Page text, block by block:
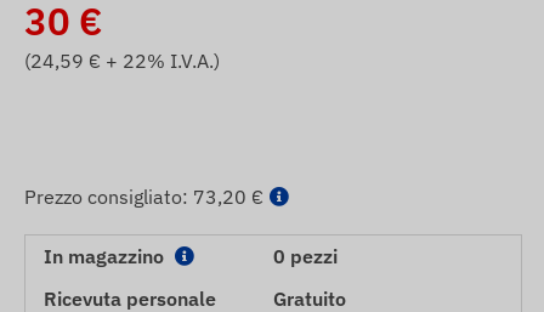
30 €
(24,59 € + 22% I.V.A.)
Prezzo consigliato: 73,20 €
In magazzino
0 pezzi
Ricevuta personale
Gratuito